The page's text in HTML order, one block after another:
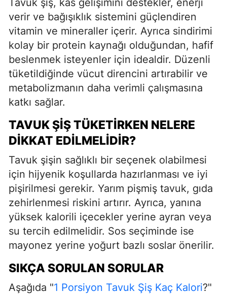
verir ve bağışıklık sistemini güçlendiren
vitamin ve mineraller içerir. Ayrıca sindirimi
kolay bir protein kaynağı olduğundan, hafif
beslenmek isteyenler için idealdir. Düzenli
tüketildiğinde vücut direncini artırabilir ve
metabolizmanın daha verimli çalışmasına
katkı sağlar.
TAVUK ŞIŞ TÜKETIRKEN NELERE
DIKKAT EDILMELIDIR?
Tavuk şişin sağlıklı bir seçenek olabilmesi
için hijyenik koşullarda hazırlanması ve iyi
pişirilmesi gerekir. Yarım pişmiş tavuk, gıda
zehirlenmesi riskini artırır. Ayrıca, yanına
yüksek kalorili içecekler yerine ayran veya
su tercih edilmelidir. Sos seçiminde ise
mayonez yerine yoğurt bazlı soslar önerilir.
SIKÇA SORULAN SORULAR
Aşağıda "1 Porsiyon Tavuk Şiş Kaç Kalori?"